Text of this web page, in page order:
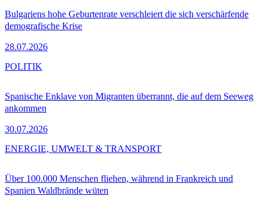
Bulgariens hohe Geburtenrate verschleiert die sich verschärfende
demografische Krise
28.07.2026
Spanische Enklave von Migranten überrannt, die auf dem Seeweg
ankommen
30.07.2026
POLITIK
Über 100.000 Menschen fliehen, während in Frankreich und
Spanien Waldbrände wüten
ENERGIE, UMWELT & TRANSPORT